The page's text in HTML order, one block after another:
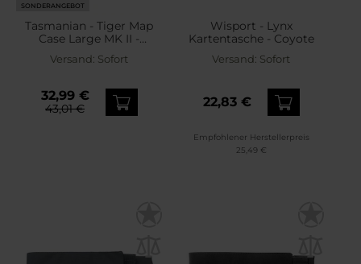
SONDERANGEBOT
Tasmanian - Tiger Map
Case Large MK II -
Kartentasche - Olive
Versand: Sofort
32,99 €
43,01 €
Wisport - Lynx
Kartentasche - Coyote
Versand: Sofort
22,83 €
Empfohlener Herstellerpreis
25,49 €